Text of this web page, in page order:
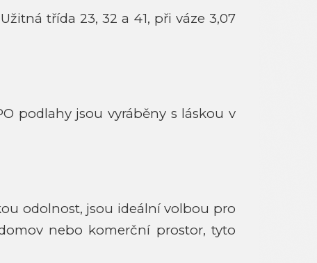
třída 23, 32 a 41, při váze 3,07
podlahy jsou vyráběny s láskou v
odolnost, jsou ideální volbou pro
nebo komerční prostor, tyto